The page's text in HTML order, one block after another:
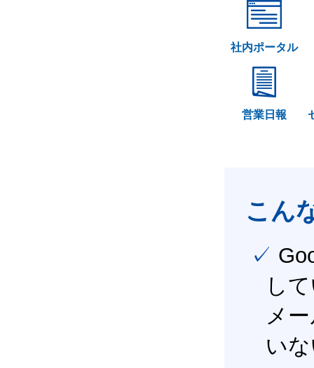
社内ポータル
営業日報
こん
✓ Google Workspace（旧G Suite） を社内で導入
し
メ
い